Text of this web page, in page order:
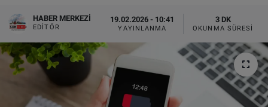
HABER MERKEZI
EDITÖR
19.02.2026 - 10:41
YAYINLANMA
3 DK
OKUNMA SÜRESI
BİLİM-TEKNOLOJİ
SAĞLIK
FOTO GALERİ
VIDEO GALERİ
ALGEMENE VOORWAARDEN
Haber Arşivi